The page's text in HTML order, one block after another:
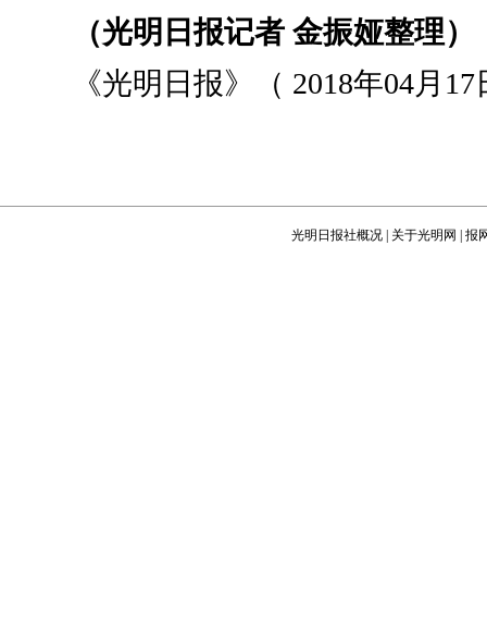
（光明日报记者 金振娅整理）
《光明日报》（ 2018年04月17
光明日报社概况 关于光明网 报